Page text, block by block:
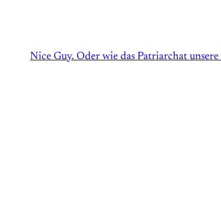
Nice Guy. Oder wie das Patriarchat